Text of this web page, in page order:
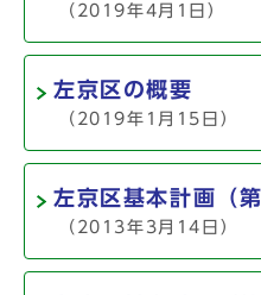
（2019年4月1日）
左京区の概要
（2019年1月15日）
左京区基本計画（
（2013年3月14日）